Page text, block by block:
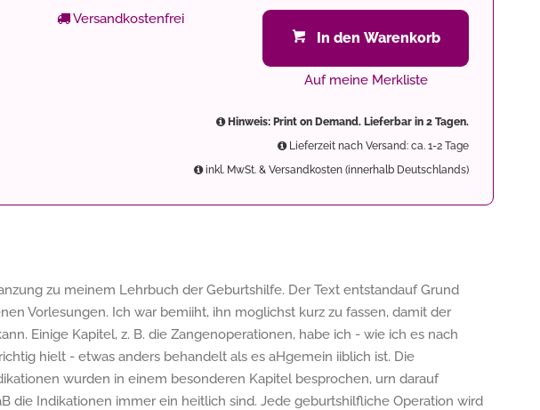
Versandkostenfrei
In den Warenkorb
Auf meine Merkliste
Hinweis: Print on Demand. Lieferbar in 2 Tagen.
Lieferzeit nach Versand: ca. 1-2 Tage
inkl. MwSt. & Versandkosten (innerhalb Deutschlands)
zu meinem Lehrbuch der Geburtshilfe. Der Text entstandauf Grund
Vorlesungen. Ich war bemiiht, ihn moglichst kurz zu fassen, damit der
Einige Kapitel, z. B. die Zangenoperationen, habe ich - wie ich es nach
hielt - etwas anders behandelt als es aHgemein iiblich ist. Die
wurden in einem besonderen Kapitel besprochen, urn darauf
die Indikationen immer ein­ heitlich sind. Jede geburtshilfliche Operation wird